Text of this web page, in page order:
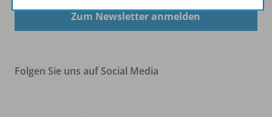
Zum Newsletter anmelden
Folgen Sie uns auf Social Media